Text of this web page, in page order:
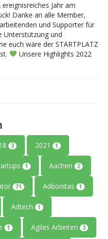
Jahr am
Danke an alle Member,
und Supporter für
Unterstützung und
euch wäre der STARTPLATZ
Unsere Highlights 2022
3 2021 1
1 Aachen 2
71 Adbonitas 1
Adtech 1
1 Agiles Arbeiten 3